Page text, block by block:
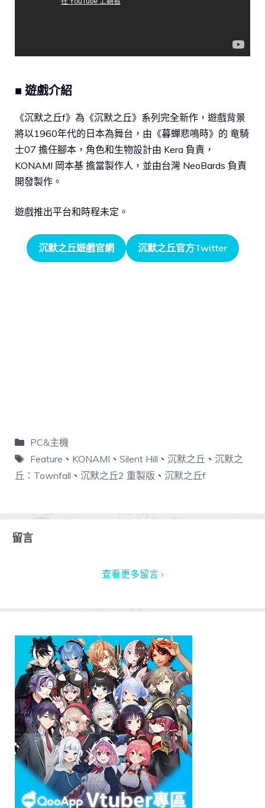
■ 遊戲介紹
《沉默之丘f》為《沉默之丘》系列完全新作，遊戲背景
將以1960年代的日本為舞台，由《暮蟬悲鳴時》的 竜騎
士07 擔任腳本，角色和生物設計由 Kera 負責，
KONAMI 岡本基 擔當製作人，並由台灣 NeoBards 負責
開發製作。
遊戲推出平台和時程未定。
沉默之丘遊戲官網 沉默之丘官方Twitter
PC&主機
Feature 、 KONAMI 、 Silent Hill 、 沉默之丘 、 沉默之
丘：Townfall 、 沉默之丘2 重製版 、 沉默之丘f
留言
查看更多留言 ›